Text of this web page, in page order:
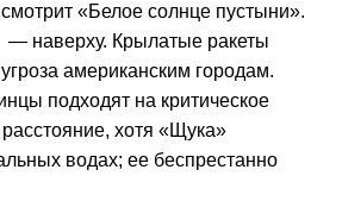
«Белое солнце пустыни».
— наверху. Крылатые ракеты
американским городам.
подходят на критическое
хотя «Щука»
водах; ее беспрестанно